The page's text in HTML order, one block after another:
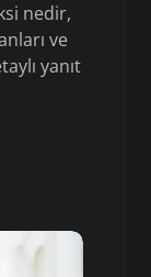
nedir,
ve
yanıt